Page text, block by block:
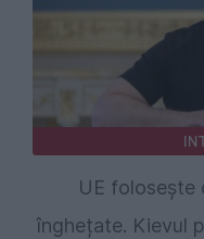
UE folosește
înghețate. Kievul